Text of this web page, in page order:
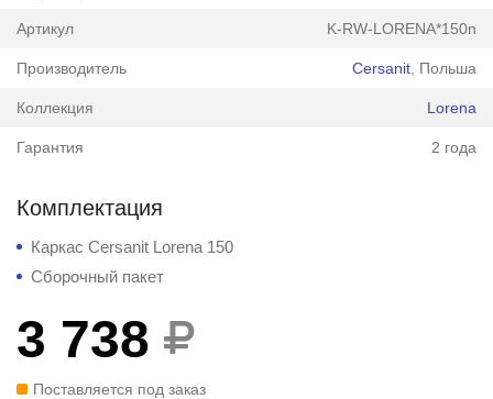
Артикул K-RW-LORENA*150n
Производитель Cersanit , Польша
Коллекция Lorena
Гарантия 2 года
Комплектация
Каркас Cersanit Lorena 150
Сборочный пакет
3 738
Поставляется под заказ